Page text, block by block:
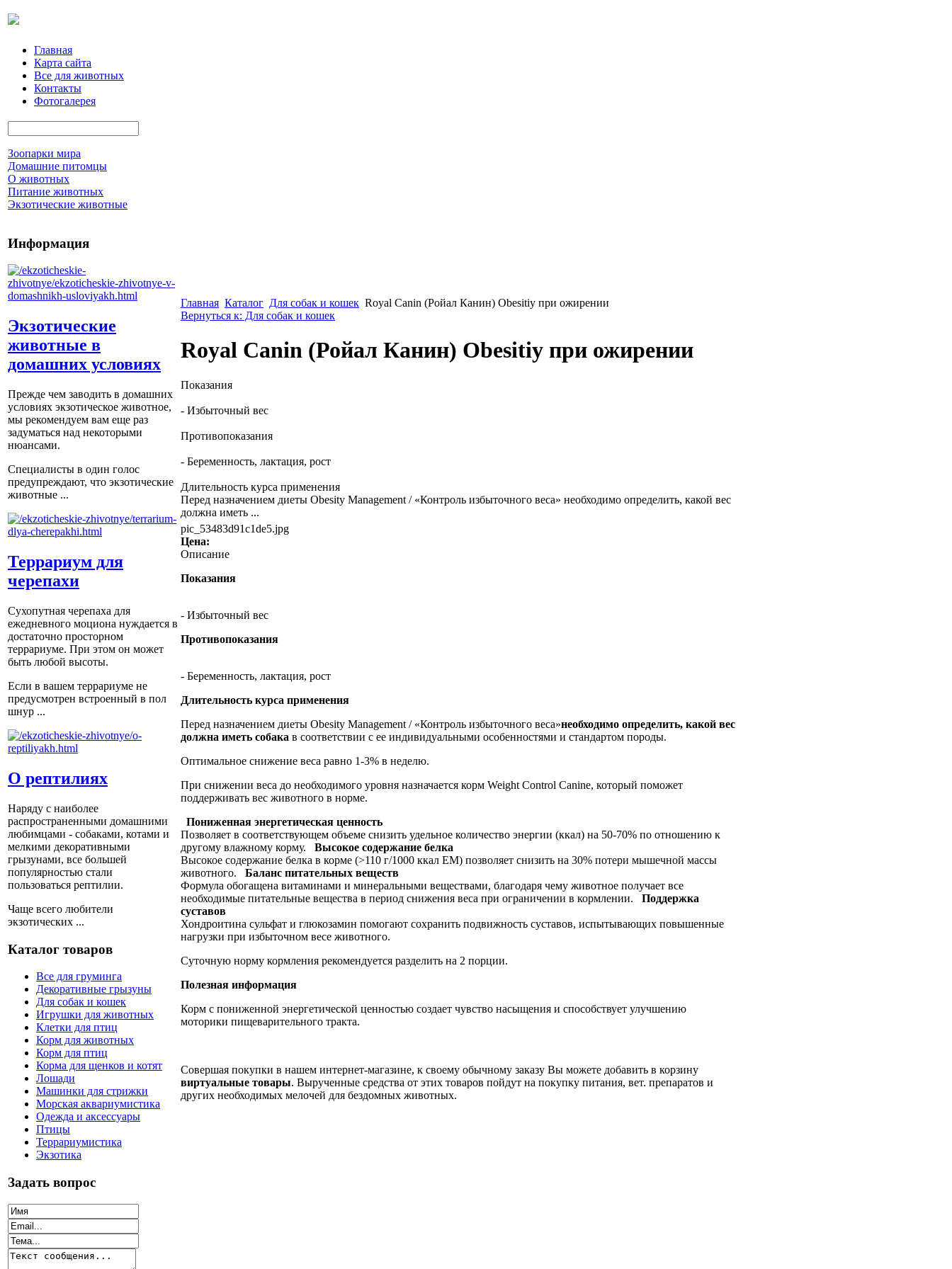
Главная
Карта сайта
Все для животных
Контакты
Фотогалерея
Зоопарки мира
Домашние питомцы
О животных
Питание животных
Экзотические животные
Информация
Экзотические
животные в
домашних условиях
Прежде чем заводить в домашних
условиях экзотическое животное,
мы рекомендуем вам еще раз
задуматься над некоторыми
нюансами.
Специалисты в один голос
предупреждают, что экзотические
животные ...
Террариум для
черепахи
Сухопутная черепаха для
ежедневного моциона нуждается в
достаточно просторном
террариуме. При этом он может
быть любой высоты.
Если в вашем террариуме не
предусмотрен встроенный в пол
шнур ...
О рептилиях
Наряду с наиболее
распространенными домашними
любимцами - собаками, котами и
мелкими декоративными
грызунами, все большей
популярностью стали
пользоваться рептилии.
Чаще всего любители
экзотических ...
Каталог товаров
Все для груминга
Декоративные грызуны
Для собак и кошек
Игрушки для животных
Клетки для птиц
Корм для животных
Корм для птиц
Корма для щенков и котят
Лошади
Машинки для стрижки
Морская аквариумистика
Одежда и аксессуары
Птицы
Террариумистика
Экзотика
Задать вопрос
Главная Каталог Для собак и кошек Royal Canin (Ройал Канин) Obesitiy при ожирении
Вернуться к: Для собак и кошек
Royal Canin (Ройал Канин) Obesitiy при ожирении
Показания
- Избыточный вес
Противопоказания
- Беременность, лактация, рост
Длительность курса применения
Перед назначением диеты Obesity Management / «Контроль избыточного веса» необходимо определить, какой вес
должна иметь ...
pic_53483d91c1de5.jpg
Цена:
Описание
Показания
- Избыточный вес
Противопоказания
- Беременность, лактация, рост
Длительность курса применения
Перед назначением диеты Obesity Management / «Контроль избыточного веса»необходимо определить, какой вес
должна иметь собака в соответствии с ее индивидуальными особенностями и стандартом породы.
Оптимальное снижение веса равно 1-3% в неделю.
При снижении веса до необходимого уровня назначается корм Weight Control Canine, который поможет
поддерживать вес животного в норме.
Пониженная энергетическая ценность
Позволяет в соответствующем объеме снизить удельное количество энергии (ккал) на 50-70% по отношению к
другому влажному корму. Высокое содержание белка
Высокое содержание белка в корме (>110 г/1000 ккал EM) позволяет снизить на 30% потери мышечной массы
животного. Баланс питательных веществ
Формула обогащена витаминами и минеральными веществами, благодаря чему животное получает все
необходимые питательные вещества в период снижения веса при ограничении в кормлении. Поддержка
суставов
Хондроитина сульфат и глюкозамин помогают сохранить подвижность суставов, испытывающих повышенные
нагрузки при избыточном весе животного.
Суточную норму кормления рекомендуется разделить на 2 порции.
Полезная информация
Корм с пониженной энергетической ценностью создает чувство насыщения и способствует улучшению
моторики пищеварительного тракта.
Совершая покупки в нашем интернет-магазине, к своему обычному заказу Вы можете добавить в корзину
виртуальные товары. Вырученные средства от этих товаров пойдут на покупку питания, вет. препаратов и
других необходимых мелочей для бездомных животных.